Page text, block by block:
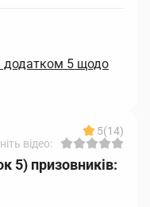
додатком 5 щодо
5(14)
відео:
5) призовників: